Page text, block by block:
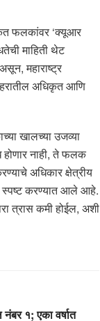
फलकांवर ‘क्यूआर
माहिती थेट
महाराष्ट्र
अधिकृत आणि
खालच्या उजव्या
नाही, ते फलक
अधिकार क्षेत्रीय
स्पष्ट करण्यात आले आहे.
त्रास कमी होईल, अशी
नंबर १; एका वर्षात